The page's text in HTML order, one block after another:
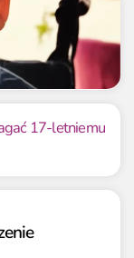
000 zł
17-letniemu